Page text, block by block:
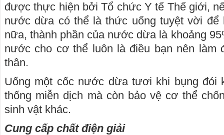
được thực hiện bởi Tổ chức Y tế Thế giới,
nước dừa có thể là thức uống tuyệt vời để
nữa, thành phần của nước dừa là khoảng
nước cho cơ thể luôn là điều bạn nên làm
thân.
Uống một cốc nước dừa tươi khi bụng đói
thống miễn dịch mà còn bảo vệ cơ thể
sinh vật khác.
Cung cấp chất điện giải